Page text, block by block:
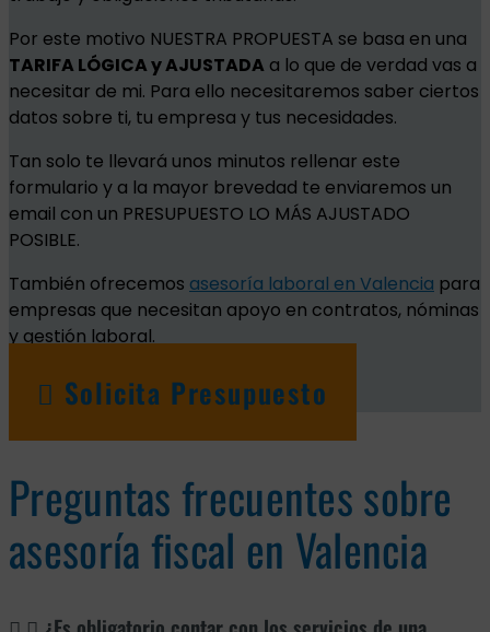
Por este motivo NUESTRA PROPUESTA se basa en una
TARIFA LÓGICA y AJUSTADA a lo que de verdad vas a
necesitar de mi. Para ello necesitaremos saber ciertos
datos sobre ti, tu empresa y tus necesidades.
Tan solo te llevará unos minutos rellenar este
formulario y a la mayor brevedad te enviaremos un
email con un PRESUPUESTO LO MÁS AJUSTADO
POSIBLE.
También ofrecemos asesoría laboral en Valencia para
empresas que necesitan apoyo en contratos, nóminas
y gestión laboral.
Solicita Presupuesto
Preguntas frecuentes sobre
asesoría fiscal en Valencia